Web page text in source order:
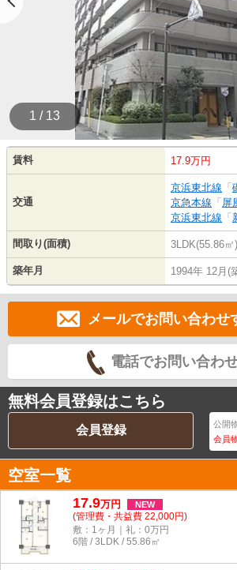
1 / 13
賃料 17.9万円
交通
京浜東北線 「
京急本線 「 屏
京浜東北線 「
間取り(面積) 3LDK(55.86㎡)
築年月 1994年 12月(
メールでお問い合わせ
電話でお問い合わ
無料会員登録はこちら
会員登録 公開
会員
空室一覧
17.9万円 NEW
(管理費・共益費 22,000円)
敷：1ヶ月｜礼：0万円
6階 / 3LDK / 55.86㎡